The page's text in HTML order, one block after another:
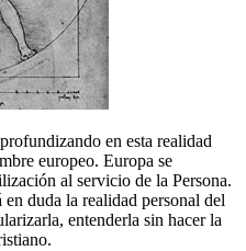
en esta realidad
europeo. Europa se
al servicio de la Persona.
duda la realidad personal del
entenderla sin hacer la